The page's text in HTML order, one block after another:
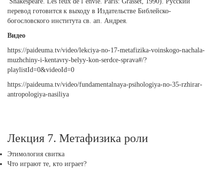
перевод готовится к выходу в Издательстве Библейско-
богословского института св. ап. Андрея.
Видео
https://paideuma.tv/video/lekciya-no-17-metafizika-voinskogo-nachala-
muzhchiny-i-kentavry-belyy-kon-serdce-sprava#/?
playlistId=0&videoId=0
https://paideuma.tv/video/fundamentalnaya-psihologiya-no-35-rzhirar-
antropologiya-nasiliya
Лекция 7. Метафизика роли
Этимология свитка
Что играют те, кто играет?